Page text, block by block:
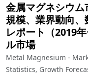
金属マグネシウ
規模、業界動向
レポート（2019年
ル市場
Metal Magnesium -
Statistics, Growth